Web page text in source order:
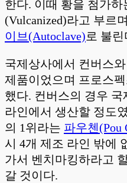
한다. 이때 황을 첨가
(Vulcanized)라고 부르
이브(Autoclave)로 불린
국제상사에서 컨버스
제품이었으며 프로스
했다. 컨버스의 경우
라인에서 생산할 정도
의 1위라는 파우첸(Pou
시 4개 제조 라인 밖에
가서 벤치마킹하라고
갈 것이다.